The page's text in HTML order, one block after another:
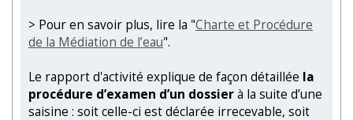
> Pour en savoir plus, lire la "Charte et Procédure
de la Médiation de l’eau".
Le rapport d'activité explique de façon détaillée la
procédure d’examen d’un dossierà la suite d’une
saisine : soit celle-ci est déclarée irrecevable, soit